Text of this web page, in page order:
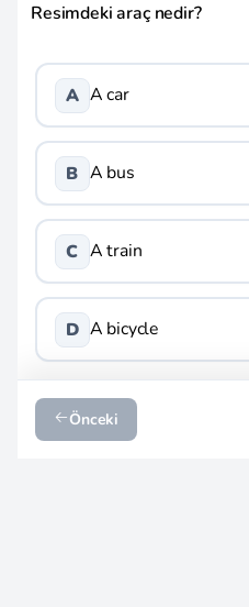
Resimdeki araç nedir?
A A car
B A bus
C A train
D A bicycle
Önceki